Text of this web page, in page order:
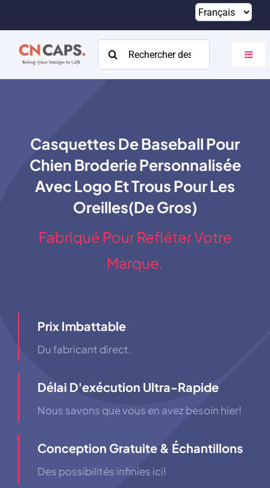
contenu
Rechercher:
Catalogue
À propos
Contact
Casquettes De Baseball Pour
Chien Broderie Personnalisée
Avec Logo Et Trous Pour Les
Oreilles(de Gros)
Fabriqué Pour Refléter Votre
Marque.
Prix ​​imbattable
Du fabricant direct.
Délai D'exécution Ultra-Rapide
Nous savons que vous en avez besoin hier!
Conception Gratuite & Échantillons
Des possibilités infinies ici!